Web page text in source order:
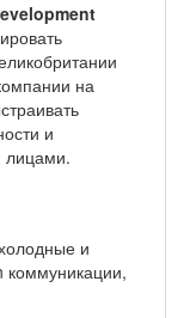
на
и
лицами.
и
коммуникации,